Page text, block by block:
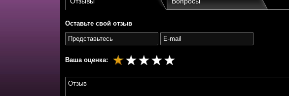
Оставьте свой отзыв
Ваша оценка: